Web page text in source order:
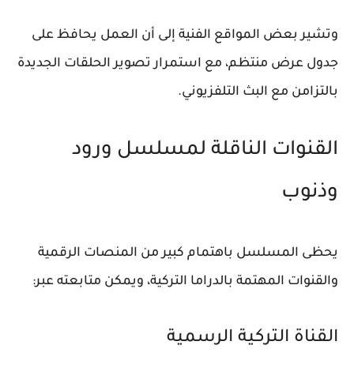
وتشير بعض المواقع الفنية إلى أن العمل يحافظ على
جدول عرض منتظم، مع استمرار تصوير الحلقات الجديدة
بالتزامن مع البث التلفزيوني.
القنوات الناقلة لمسلسل ورود
وذنوب
يحظى المسلسل باهتمام كبير من المنصات الرقمية
والقنوات المهتمة بالدراما التركية، ويمكن متابعته عبر:
القناة التركية الرسمية